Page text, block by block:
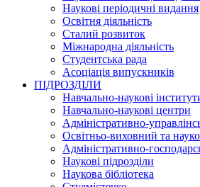
Наукові періодичні видання
Освітня діяльність
Сталий розвиток
Міжнародна діяльність
Студентська рада
Асоціація випускників
ПІДРОЗДІЛИ
Навчально-наукові
Навчально-наукові центри
Адміністративно-
Освітньо-виховний та
Адміністративно-
Наукові підрозділи
Наукова бібліотека